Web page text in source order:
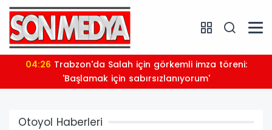
04:26
'Başlamak için sabırsızlanıyorum'
Otoyol Haberleri